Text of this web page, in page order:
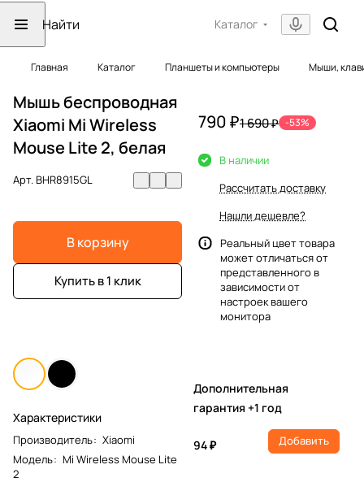
Каталог
Главная Каталог Планшеты и компьютеры Мыши,
Мышь беспроводная
Xiaomi Mi Wireless
Mouse Lite 2, белая
Арт.BHR8915GL
В корзину
Купить в 1 клик
Характеристики
Производитель: Xiaomi
Модель: Mi Wireless Mouse Lite
2
790 ₽1 690 ₽ -53%
В наличии
Рассчитать доставку
Нашли дешевле?
Реальный цвет товара
может отличаться от
представленного в
зависимости от
настроек вашего
монитора
Дополнительная
гарантия +1 год
94 ₽ Добавить